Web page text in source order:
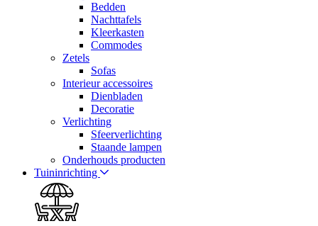
Bedden
Nachttafels
Kleerkasten
Commodes
Zetels
Sofas
Interieur accessoires
Dienbladen
Decoratie
Verlichting
Sfeerverlichting
Staande lampen
Onderhouds producten
Tuininrichting